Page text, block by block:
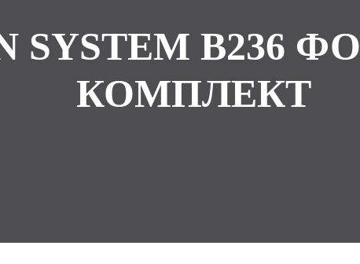
SYSTEM B236
КОМПЛЕКТ